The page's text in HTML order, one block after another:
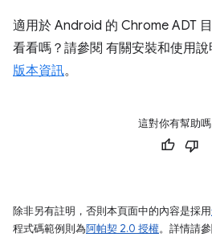
適用於 Android 的 Chrome ADT
看看嗎？請參閱 有關安裝和使用說
版本資訊。
這對你有幫助嗎
除非另有註明，否則本頁面中的內容是採用
程式碼範例則為阿帕契 2.0 授權。詳情請